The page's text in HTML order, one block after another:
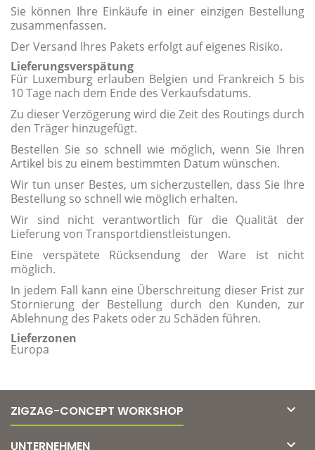
Sie können Ihre Einkäufe in einer einzigen Bestellung
zusammenfassen.
Der Versand Ihres Pakets erfolgt auf eigenes Risiko.
Lieferungsverspätung
Für Luxemburg erlauben Belgien und Frankreich 5 bis
10 Tage nach dem Ende des Verkaufsdatums.
Zu dieser Verzögerung wird die Zeit des Routings durch
den Träger hinzugefügt.
Bestellen Sie so schnell wie möglich, wenn Sie Ihren
Artikel bis zu einem bestimmten Datum wünschen.
Wir tun unser Bestes, um sicherzustellen, dass Sie Ihre
Bestellung so schnell wie möglich erhalten.
Wir sind nicht verantwortlich für die Qualität der
Lieferung von Transportdienstleistungen.
Eine verspätete Rücksendung der Ware ist nicht
möglich.
In jedem Fall kann eine Überschreitung dieser Frist zur
Stornierung der Bestellung durch den Kunden, zur
Ablehnung des Pakets oder zu Schäden führen.
Lieferzonen
Europa
ZIGZAG-CONCEPT WORKSHOP 
UNTERNEHMEN 